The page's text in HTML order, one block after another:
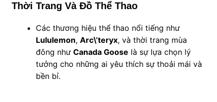
Thời Trang Và Đồ Thể Thao
Các thương hiệu thể thao nổi tiếng như
Lululemon, Arc\’teryx, và thời trang mùa
đông như Canada Goose là sự lựa chọn lý
tưởng cho những ai yêu thích sự thoải mái và
bền bỉ.